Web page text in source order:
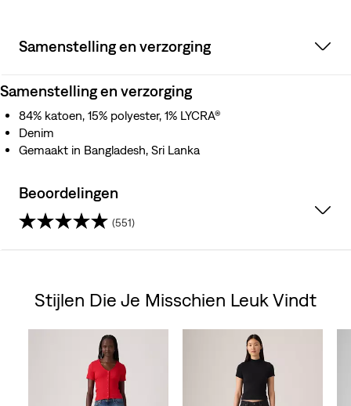
Samenstelling en verzorging
Samenstelling en verzorging
84% katoen, 15% polyester, 1% LYCRA®
Denim
Gemaakt in Bangladesh, Sri Lanka
Beoordelingen
(551)
deStijlen Die Je Misschien Leuk Vindt